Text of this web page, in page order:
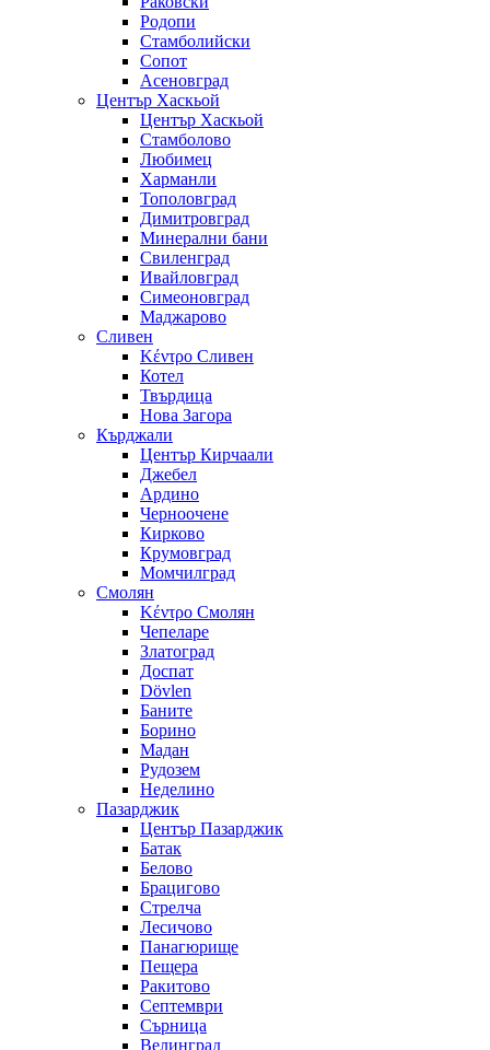
Родопи
Стамболийски
Сопот
Асеновград
Център Хаскьой
Център Хаскьой
Стамболово
Любимец
Харманли
Тополовград
Димитровград
Минерални бани
Свиленград
Ивайловград
Симеоновград
Маджарово
Сливен
Κέντρο Сливен
Котел
Твърдица
Нова Загора
Кърджали
Център Кирчаали
Джебел
Ардино
Черноочене
Кирково
Крумовград
Момчилград
Смолян
Κέντρο Смолян
Чепеларе
Златоград
Доспат
Dövlen
Баните
Борино
Мадан
Рудозем
Неделино
Пазарджик
Център Пазарджик
Батак
Белово
Брацигово
Стрелча
Лесичово
Панагюрище
Пещера
Ракитово
Септември
Сърница
Велинград